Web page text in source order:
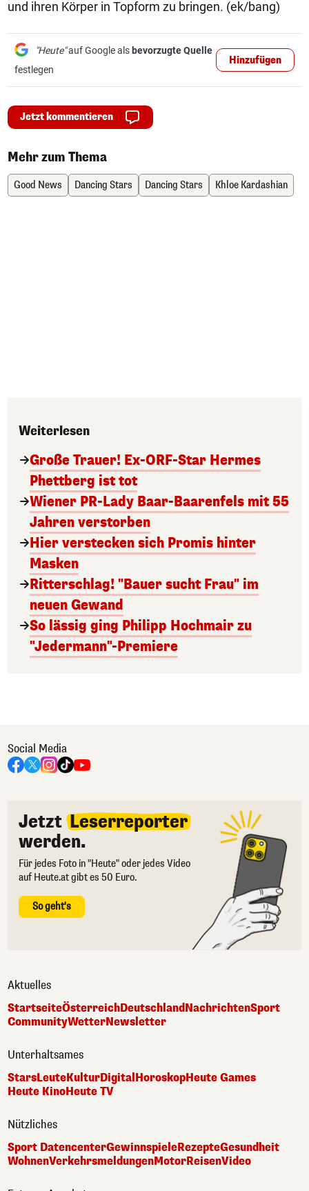
und ihren Körper in Topform zu bringen. (ek/bang)
"Heute"auf Google als bevorzugte Quelle
festlegen
Hinzufügen
Jetzt kommentieren
Mehr zum Thema
Good News Dancing Stars Dancing Stars Khloe Kardashian
Weiterlesen
Große Trauer! Ex-ORF-Star Hermes
Phettberg ist tot
Wiener PR-Lady Baar-Baarenfels mit 55
Jahren verstorben
Hier verstecken sich Promis hinter
Masken
Ritterschlag! "Bauer sucht Frau" im
neuen Gewand
So lässig ging Philipp Hochmair zu
"Jedermann"-Premiere
Social Media
Jetzt Leserreporter
werden.
Für jedes Foto in "Heute" oder jedes Video
auf Heute.at gibt es 50 Euro.
So geht's
Aktuelles
StartseiteÖsterreichDeutschlandNachrichtenSport
CommunityWetterNewsletter
Unterhaltsames
StarsLeuteKulturDigital HoroskopHeute Games
Heute KinoHeute TV
Nützliches
Sport DatencenterGewinnspieleRezepteGesundheit
WohnenVerkehrsmeldungenMotorReisenVideo